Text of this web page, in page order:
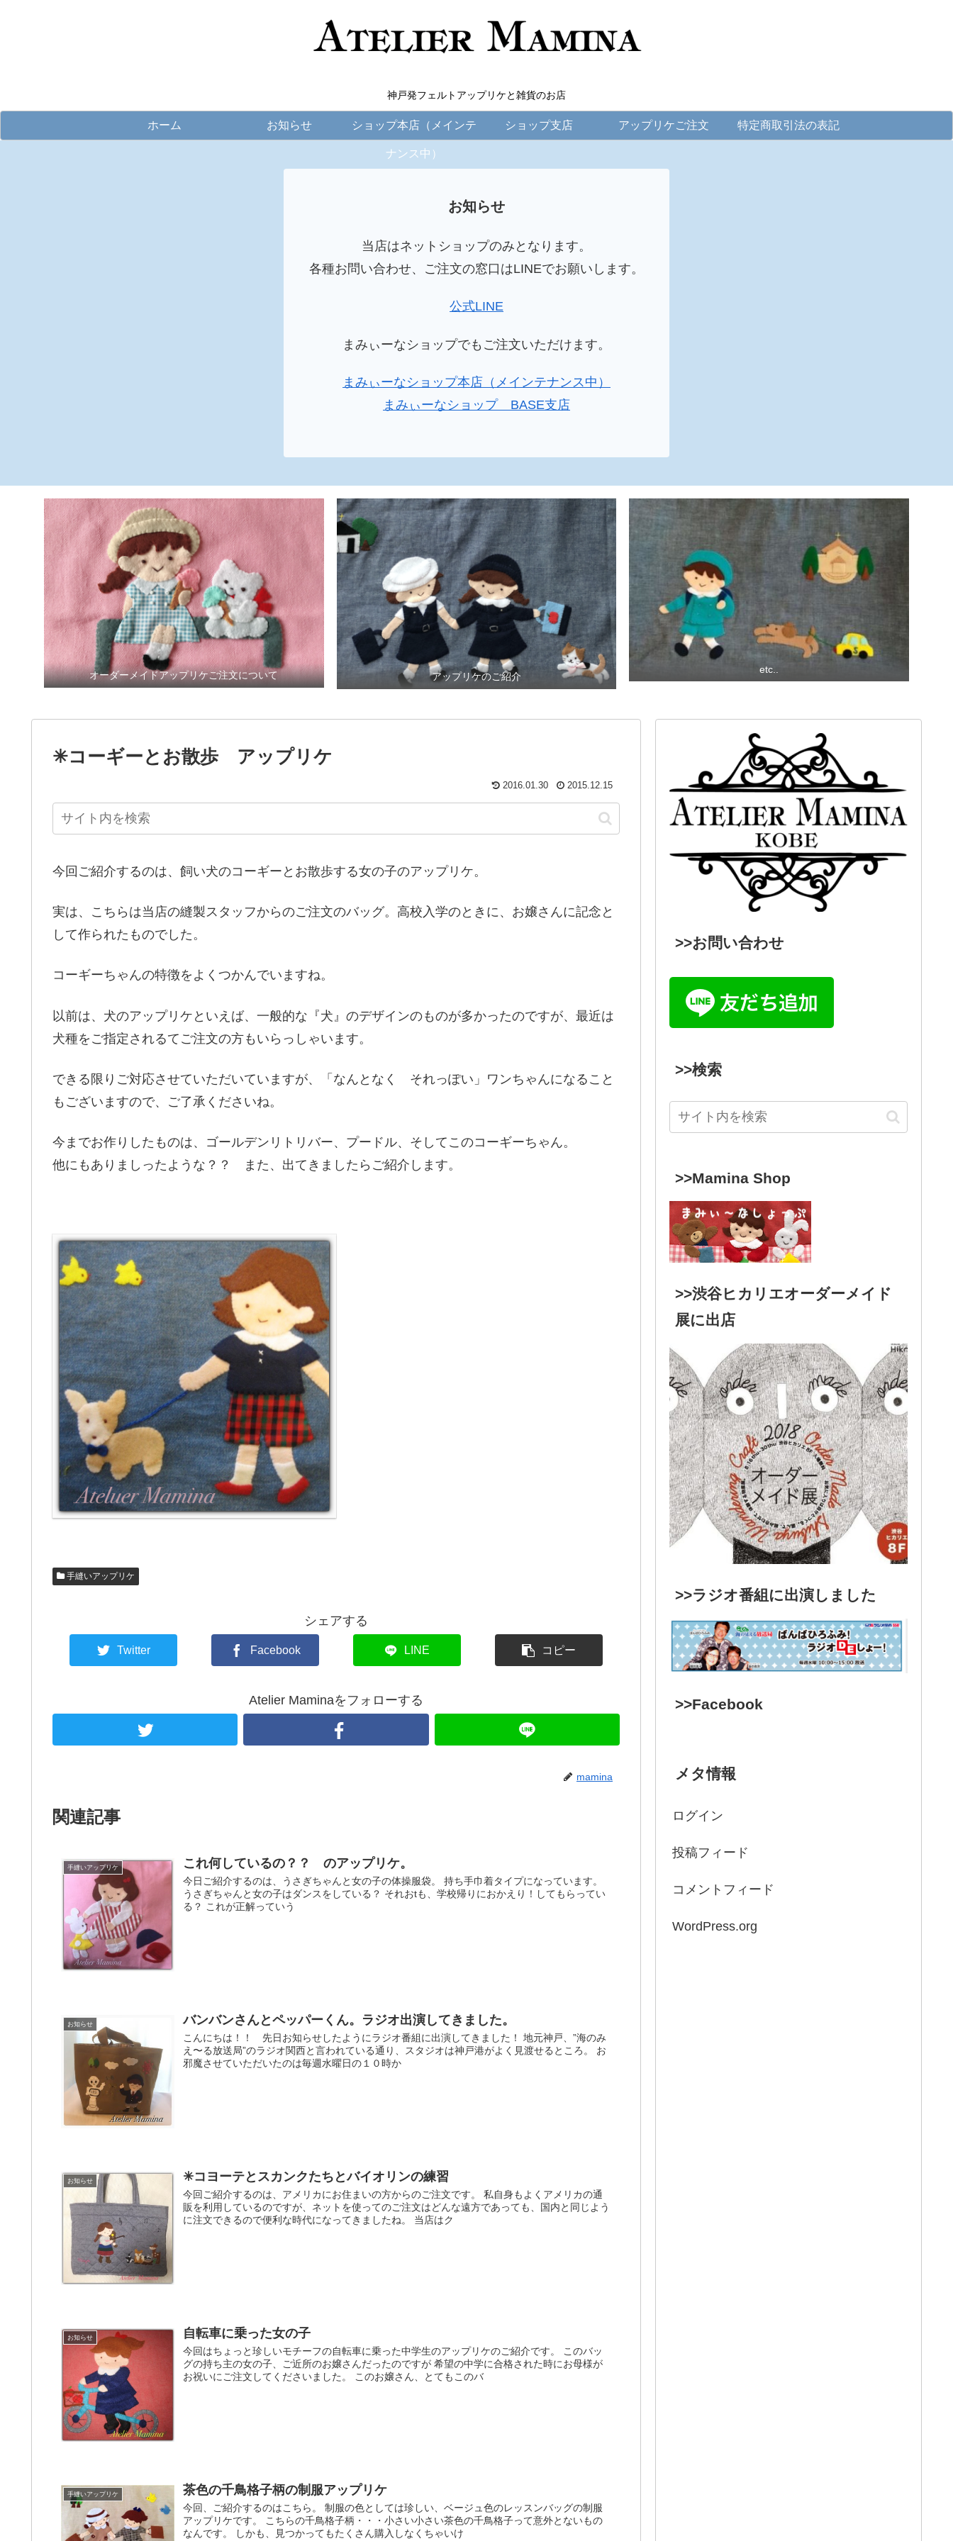
神戸発フェルトアップリケと雑貨のお店
ホーム お知らせ ショップ本店（メインテ
ナンス中）
ショップ支店 アップリケご注文 特定商取引法の表記
お知らせ
当店はネットショップのみとなります。
各種お問い合わせ、ご注文の窓口はLINEでお願いします。
公式LINE
まみぃーなショップでもご注文いただけます。
まみぃーなショップ本店（メインテナンス中）
まみぃーなショップ BASE支店
オーダーメイドアップリケご注文について アップリケのご紹介
etc..
✳︎コーギーとお散歩 アップリケ
2016.01.30 2015.12.15
今回ご紹介するのは、飼い犬のコーギーとお散歩する女の子のアップリケ。
実は、こちらは当店の縫製スタッフからのご注文のバッグ。高校入学のときに、お嬢さんに記念と
して作られたものでした。
コーギーちゃんの特徴をよくつかんでいますね。
以前は、犬のアップリケといえば、一般的な『犬』のデザインのものが多かったのですが、最近は
犬種をご指定されるてご注文の方もいらっしゃいます。
できる限りご対応させていただいていますが、「なんとなく それっぽい」ワンちゃんになること
もございますので、ご了承くださいね。
今までお作りしたものは、ゴールデンリトリバー、プードル、そしてこのコーギーちゃん。
他にもありましったような？？ また、出てきましたらご紹介します。
手縫いアップリケ
シェアする
Twitter Facebook LINE コピー
Atelier Maminaをフォローする
mamina
関連記事
手縫いアップリケ これ何しているの？？ のアップリケ。
今日ご紹介するのは、うさぎちゃんと女の子の体操服袋。 持ち手巾着タイプになっています。
うさぎちゃんと女の子はダンスをしている？ それおtも、学校帰りにおかえり！してもらってい
る？ これが正解っていう
お知らせ バンバンさんとペッパーくん。ラジオ出演してきました。
こんにちは！！ 先日お知らせしたようにラジオ番組に出演してきました！ 地元神戸、”海のみ
え〜る放送局”のラジオ関西と言われている通り、スタジオは神戸港がよく見渡せるところ。 お
邪魔させていただいたのは毎週水曜日の１０時か
お知らせ ✳︎コヨーテとスカンクたちとバイオリンの練習
今回ご紹介するのは、アメリカにお住まいの方からのご注文です。 私自身もよくアメリカの通
販を利用しているのですが、ネットを使ってのご注文はどんな遠方であっても、国内と同じよう
に注文できるので便利な時代になってきましたね。 当店はク
お知らせ 自転車に乗った女の子
今回はちょっと珍しいモチーフの自転車に乗った中学生のアップリケのご紹介です。 このバッ
グの持ち主の女の子、ご近所のお嬢さんだったのですが 希望の中学に合格された時にお母様が
お祝いにご注文してくださいました。 このお嬢さん、とてもこのバ
手縫いアップリケ 茶色の千鳥格子柄の制服アップリケ
今回、ご紹介するのはこちら。 制服の色としては珍しい、ベージュ色のレッスンバッグの制服
アップリケです。 こちらの千鳥格子柄・・・小さい小さい茶色の千鳥格子って意外とないもの
なんです。 しかも、見つかってもたくさん購入しなくちゃいけ
>>お問い合わせ
>>検索
>>Mamina Shop
>>渋谷ヒカリエオーダーメイド
展に出店
>>ラジオ番組に出演しました
>>Facebook
メタ情報
ログイン
投稿フィード
コメントフィード
WordPress.org